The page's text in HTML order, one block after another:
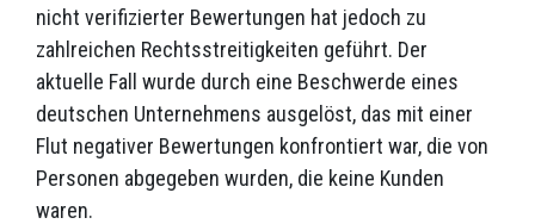
nicht verifizierter Bewertungen hat jedoch zu
zahlreichen Rechtsstreitigkeiten geführt. Der
aktuelle Fall wurde durch eine Beschwerde eines
deutschen Unternehmens ausgelöst, das mit einer
Flut negativer Bewertungen konfrontiert war, die von
Personen abgegeben wurden, die keine Kunden
waren.